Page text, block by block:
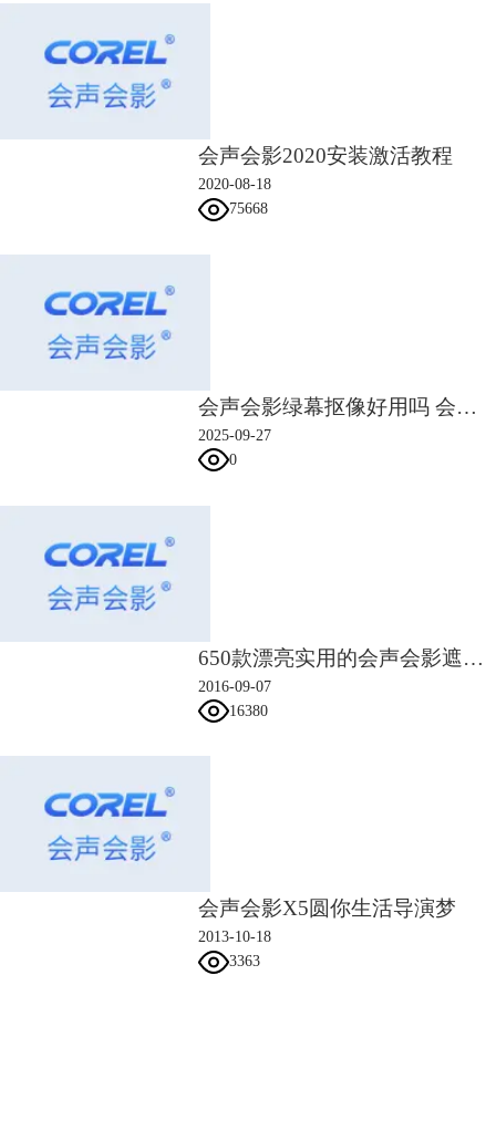
场，同时为素材添加“视频摇动与缩放”滤镜，点击“自定义滤镜”，在弹出
的对话框中，起始帧的缩放率为100%，停靠正中，末尾帧的缩放率为
110%，位置也是正中，点击确定，这步操作主要是体现电子书自动翻页
的功能。
9、然后继续在覆叠轨2中插入下一张素材，同样为其添加转场，转场
会声会影2020安装激活教程
2020-08-18
75668
会声会影绿幕抠像好用吗 会声会影绿幕抠像边缘残留怎么办
2025-09-27
0
650款漂亮实用的会声会影遮罩素材
2016-09-07
16380
会声会影X5圆你生活导演梦
2013-10-18
3363